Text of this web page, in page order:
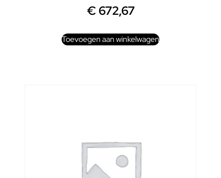
€672,67
Toevoegen aan winkelwagen